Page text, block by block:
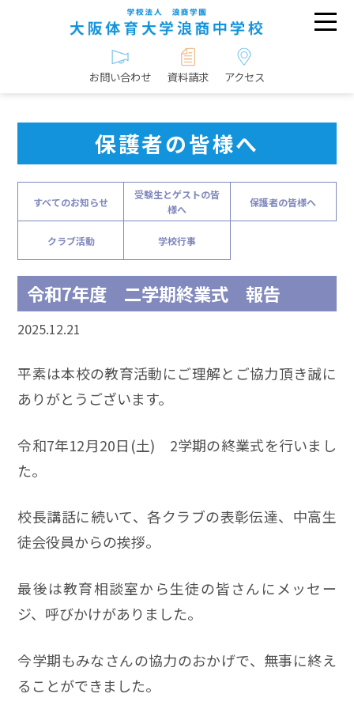
お問い合わせ 資料請求 アクセス
保護者の皆様へ
すべてのお知らせ
受験生とゲストの皆
様へ
保護者の皆様へ
クラブ活動 学校行事
令和7年度 二学期終業式 報告
2025.12.21
平素は本校の教育活動にご理解とご協力頂き誠に
ありがとうございます。
令和7年12月20日(土) 2学期の終業式を行いまし
た。
校長講話に続いて、各クラブの表彰伝達、中高生
徒会役員からの挨拶。
最後は教育相談室から生徒の皆さんにメッセー
ジ、呼びかけがありました。
今学期もみなさんの協力のおかげで、無事に終え
ることができました。